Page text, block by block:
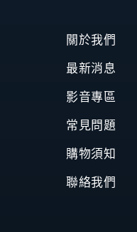
關於我們
最新消息
影音專區
常見問題
購物須知
聯絡我們